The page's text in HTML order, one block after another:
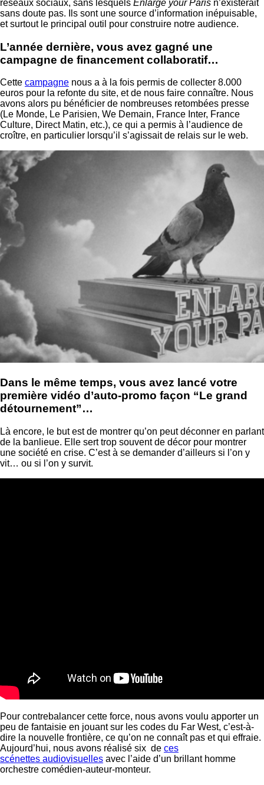
réseaux sociaux, sans lesquels Enlarge your Paris n’existerait
sans doute pas. Ils sont une source d’information inépuisable,
et surtout le principal outil pour construire notre audience.
L’année dernière, vous avez gagné une
campagne de financement collaboratif…
Cette campagne nous a à la fois permis de collecter 8.000
euros pour la refonte du site, et de nous faire connaître. Nous
avons alors pu bénéficier de nombreuses retombées presse
(Le Monde, Le Parisien, We Demain, France Inter, France
Culture, Direct Matin, etc.), ce qui a permis à l’audience de
croître, en particulier lorsqu’il s’agissait de relais sur le web.
Dans le même temps, vous avez lancé votre
première vidéo d’auto-promo façon “Le grand
détournement”…
Là encore, le but est de montrer qu’on peut déconner en parlant
de la banlieue. Elle sert trop souvent de décor pour montrer
une société en crise. C’est à se demander d’ailleurs si l’on y
vit… ou si l’on y survit.
Pour contrebalancer cette force, nous avons voulu apporter un
peu de fantaisie en jouant sur les codes du Far West, c’est-à-
dire la nouvelle frontière, ce qu’on ne connaît pas et qui effraie.
Aujourd’hui, nous avons réalisé six de ces
scénettes audiovisuelles avec l’aide d’un brillant homme
orchestre comédien-auteur-monteur.